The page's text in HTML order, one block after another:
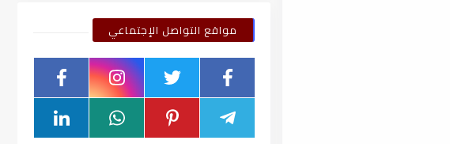
مواقع التواصل الإجتماعي